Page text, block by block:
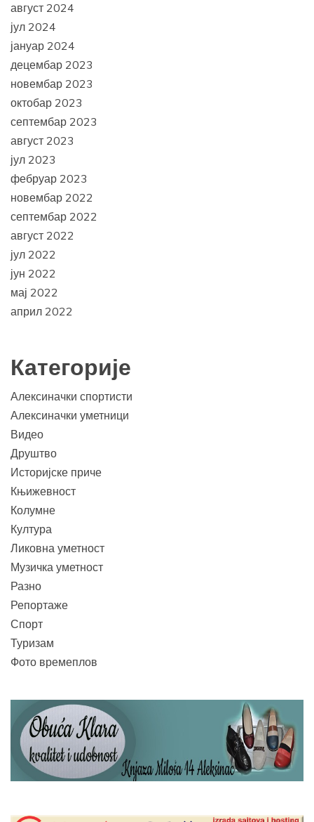
август 2024
јул 2024
јануар 2024
децембар 2023
новембар 2023
октобар 2023
септембар 2023
август 2023
јул 2023
фебруар 2023
новембар 2022
септембар 2022
август 2022
јул 2022
јун 2022
мај 2022
април 2022
Категорије
Алексиначки спортисти
Алексиначки уметници
Видео
Друштво
Историјске приче
Књижевност
Колумне
Култура
Ликовна уметност
Музичка уметност
Разно
Репортаже
Спорт
Туризам
Фото времеплов